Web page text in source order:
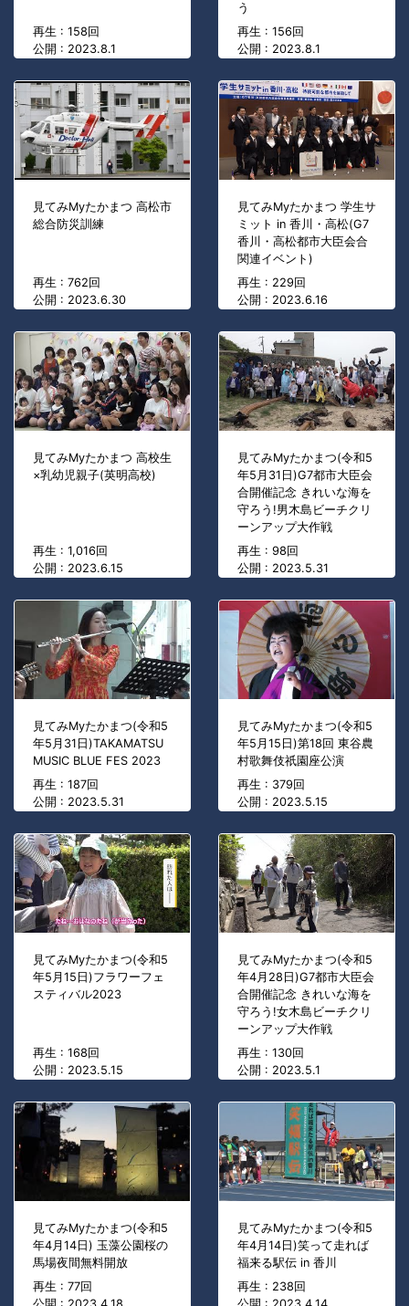
再生 : 158回
公開 : 2023.8.1
う
再生 : 156回
公開 : 2023.8.1
見てみMyたかまつ 高松市
総合防災訓練
再生 : 762回
公開 : 2023.6.30
見てみMyたかまつ 学生サ
ミット in 香川・高松(G7
香川・高松都市大臣会合
関連イベント)
再生 : 229回
公開 : 2023.6.16
見てみMyたかまつ 高校生
×乳幼児親子(英明高校)
再生 : 1,016回
公開 : 2023.6.15
見てみMyたかまつ(令和5
年5月31日)G7都市大臣会
合開催記念 きれいな海を
守ろう!男木島ビーチクリ
ーンアップ大作戦
再生 : 98回
公開 : 2023.5.31
見てみMyたかまつ(令和5
年5月31日)TAKAMATSU
MUSIC BLUE FES 2023
再生 : 187回
公開 : 2023.5.31
見てみMyたかまつ(令和5
年5月15日)第18回 東谷農
村歌舞伎祇園座公演
再生 : 379回
公開 : 2023.5.15
見てみMyたかまつ(令和5
年5月15日)フラワーフェ
スティバル2023
再生 : 168回
公開 : 2023.5.15
見てみMyたかまつ(令和5
年4月28日)G7都市大臣会
合開催記念 きれいな海を
守ろう!女木島ビーチクリ
ーンアップ大作戦
再生 : 130回
公開 : 2023.5.1
見てみMyたかまつ(令和5
年4月14日) 玉藻公園桜の
馬場夜間無料開放
再生 : 77回
見てみMyたかまつ(令和5
年4月14日)笑って走れば
福来る駅伝 in 香川
再生 : 238回